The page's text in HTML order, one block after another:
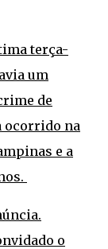
terça-
um
de
ocorrido na
e a
o